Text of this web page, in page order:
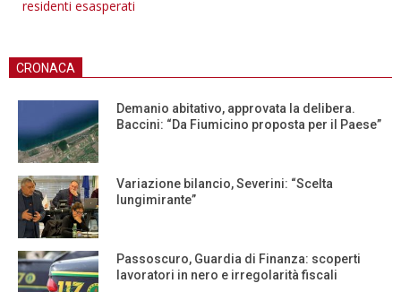
residenti esasperati
CRONACA
Demanio abitativo, approvata la delibera.
Baccini: “Da Fiumicino proposta per il Paese”
Variazione bilancio, Severini: “Scelta
lungimirante”
Passoscuro, Guardia di Finanza: scoperti
lavoratori in nero e irregolarità fiscali